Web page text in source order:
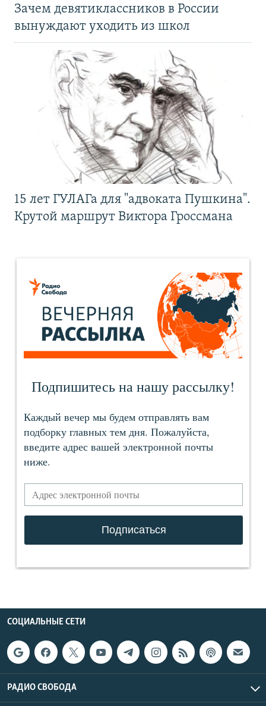
Зачем девятиклассников в России
вынуждают уходить из школ
15 лет ГУЛАГа для "адвоката Пушкина".
Крутой маршрут Виктора Гроссмана
СОЦИАЛЬНЫЕ СЕТИ
РАДИО СВОБОДА